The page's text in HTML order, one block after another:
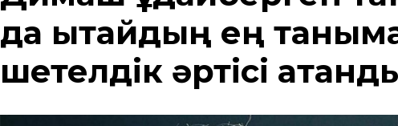
да Қытайдың ең
шетелдік әртісі